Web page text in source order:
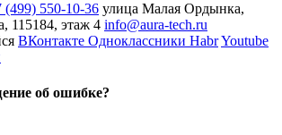
(499) 550-10-36 улица Малая Ордынка,
115184, этаж 4 info@aura-tech.ru
ВКонтакте Одноклассники HabrYoutube
об ошибке?